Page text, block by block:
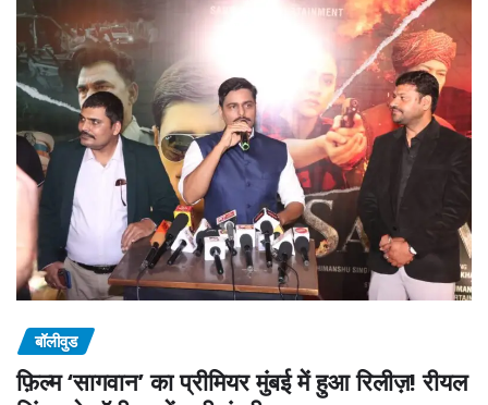
बॉलीवुड
फ़िल्म ‘सागवान’ का प्रीमियर मुंबई में हुआ रिलीज़! रीयल